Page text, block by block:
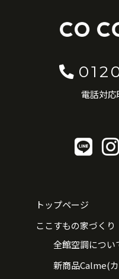
電話対応
トップページ
ここすもの家づくり
全館空調につい
新商品Calme(